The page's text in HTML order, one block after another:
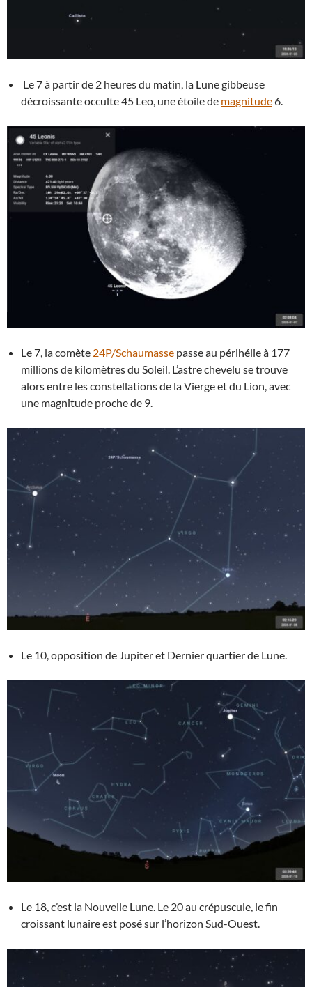
Le 7 à partir de 2 heures du matin, la Lune gibbeuse
décroissante occulte 45 Leo, une étoile de magnitude6.
Le 7, la comète 24P/Schaumasse passe au périhélie à 177
millions de kilomètres du Soleil. L’astre chevelu se trouve
alors entre les constellations de la Vierge et du Lion, avec
une magnitude proche de 9.
Le 10, opposition de Jupiter et Dernier quartier de Lune.
Le 18, c’est la Nouvelle Lune. Le 20 au crépuscule, le fin
croissant lunaire est posé sur l’horizon Sud-Ouest.